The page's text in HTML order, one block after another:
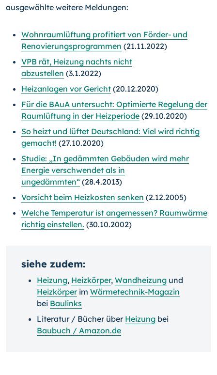
ausgewählte weitere Meldungen:
Wohnraumlüftung profitiert von Förder- und
Renovierungsprogrammen (21.11.2022)
VPB rät, Heizung nachts nicht
abzustellen (3.1.2022)
Heizanlagen vor Gericht (20.12.2020)
Für die BAuA untersucht: Optimierte Regelung der
Raumlüftung in der Heizperiode (29.10.2020)
So heizt und lüftet Deutschland: Viel wird richtig
gemacht! (27.10.2020)
Studie: „In gedämmten Gebäuden wird mehr
Energie verschwendet als in
ungedämmten“ (28.4.2013)
Vorsicht beim Heizkosten senken (2.12.2005)
Welche Temperatur ist angemessen? Raumwärme
richtig einstellen. (30.10.2002)
siehe zudem:
Heizung, Heizkörper, Wandheizung und
Heizkörperim Wärmetechnik-Magazin
bei Baulinks
Literatur / Bücher über Heizung bei
Baubuch / Amazon.de